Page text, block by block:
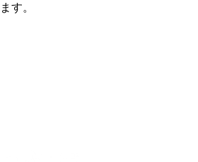
す。